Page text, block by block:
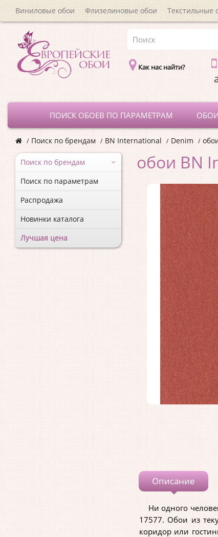
Виниловые обои Флизелиновые обои Текстильные
Как нас найти?
ПОИСК ОБОЕВ ПО ПАРАМЕТРАМ
Поиск по брендам BN International Denim
Поиск по брендам
Поиск по параметрам
Распродажа
Новинки каталога
Лучшая цена
обои BN
Описание
Ни одного
17577. Обои из
коридор или